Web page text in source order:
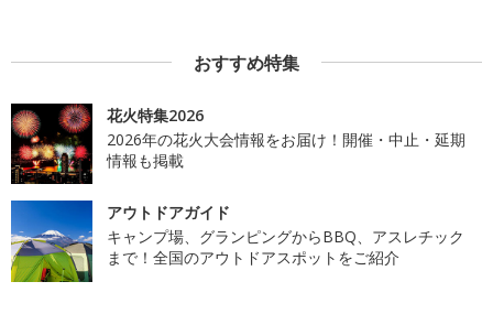
おすすめ特集
花火特集2026
2026年の花火大会情報をお届け！開催・中止・延期
情報も掲載
アウトドアガイド
キャンプ場、グランピングからBBQ、アスレチック
まで！全国のアウトドアスポットをご紹介